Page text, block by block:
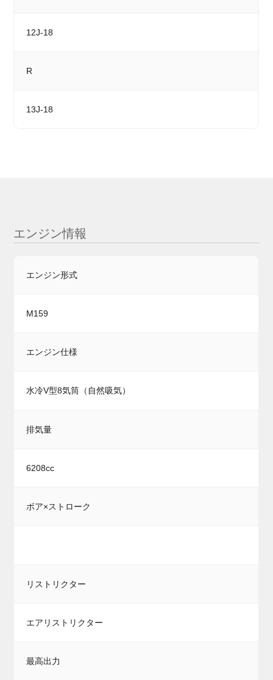
12J-18
R
13J-18
エンジン情報
エンジン形式
M159
エンジン仕様
水冷V型8気筒（自然吸気）
排気量
6208cc
ボア×ストローク
リストリクター
エアリストリクター
最高出力